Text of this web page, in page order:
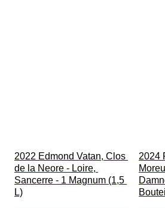
2022 Edmond Vatan, Clos
de la Neore - Loire,
Sancerre - 1 Magnum (1,5
L)
2024